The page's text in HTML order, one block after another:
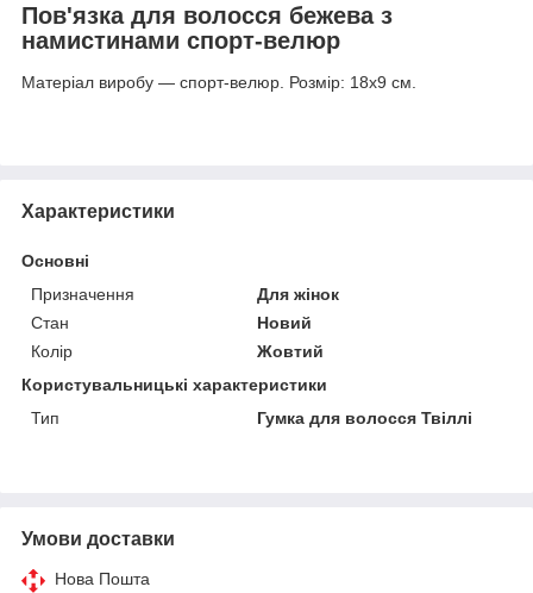
Пов'язка для волосся бежева з
намистинами спорт-велюр
Матеріал виробу — спорт-велюр. Розмір: 18х9 см.
Характеристики
Основні
Призначення
Для жінок
Стан
Новий
Колір
Жовтий
Користувальницькі характеристики
Тип
Гумка для волосся Твіллі
Умови доставки
Нова Пошта